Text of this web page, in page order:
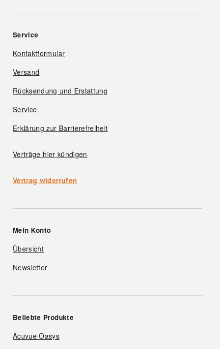
Service
Kontaktformular
Versand
Rücksendung und Erstattung
Service
Erklärung zur Barrierefreiheit
Verträge hier kündigen
Vertrag widerrufen
Mein Konto
Übersicht
Newsletter
Beliebte Produkte
Acuvue Oasys